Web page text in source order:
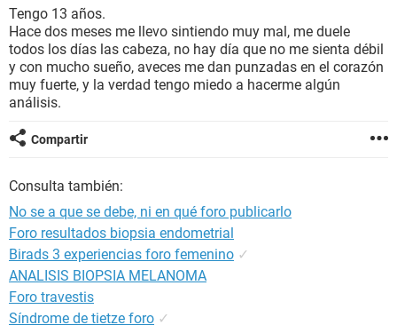
BIENESTAR
SEXUALIDAD
GLOSARIO
Tengo 13 años.
Hace dos meses me llevo sintiendo muy mal, me duele
todos los días las cabeza, no hay día que no me sienta débil
y con mucho sueño, aveces me dan punzadas en el corazón
muy fuerte, y la verdad tengo miedo a hacerme algún
análisis.
Compartir
Consulta también:
No se a que se debe, ni en qué foro publicarlo
Foro resultados biopsia endometrial
Birads 3 experiencias foro femenino ✓
ANALISIS BIOPSIA MELANOMA
Foro travestis
Síndrome de tietze foro ✓